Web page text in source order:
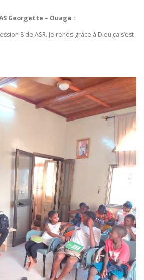
Georgette – Ouaga :
8 de ASR. Je rends grâce à Dieu ça s’est